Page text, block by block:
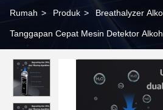
Rumah > Produk > Breathalyzer
Tanggapan Cepat Mesin Detektor